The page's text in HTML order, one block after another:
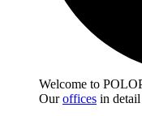
Welcome to
Ouroffices in detail